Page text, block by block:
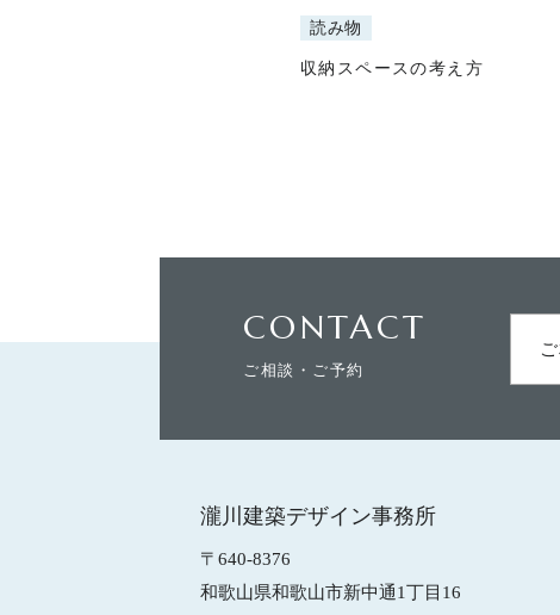
読み物
収納スペースの考え方
CONTACT
ご相談・ご予約
瀧川建築デザイン事務所
〒640-8376
和歌山県和歌山市新中通1丁目16